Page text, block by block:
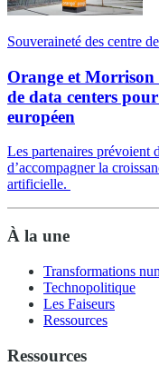
Souveraineté des centre
Orange et Morrison
de data centers
européen
Les partenaires prévoient
d’accompagner la
artificielle.
À la une
Transformations
Technopolitique
Les Faiseurs
Ressources
Ressources